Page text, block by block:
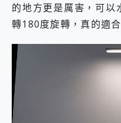
的地方更是厲害，可以
轉180度旋轉，真的適